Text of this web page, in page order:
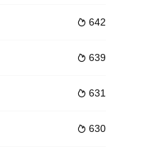
 642
 639
 631
 630